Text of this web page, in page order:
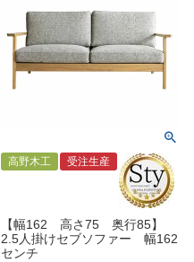
高野木工 受注生産
【幅162 高さ75 奥行85】
2.5人掛けセブソファー 幅162
センチ